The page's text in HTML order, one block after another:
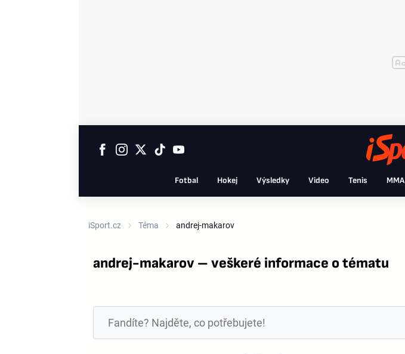
Fotbal Hokej Výsledky Video Tenis MMA
iSport.cz Téma andrej-makarov
andrej-makarov – veškeré informace o tématu